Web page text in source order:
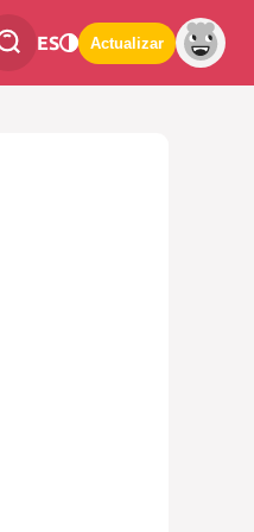
ES Actualizar